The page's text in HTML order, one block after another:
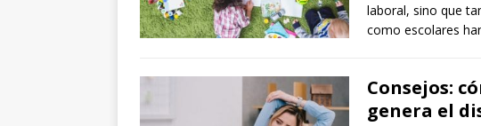
laboral, sino que
como escolares
Consejos:
genera el